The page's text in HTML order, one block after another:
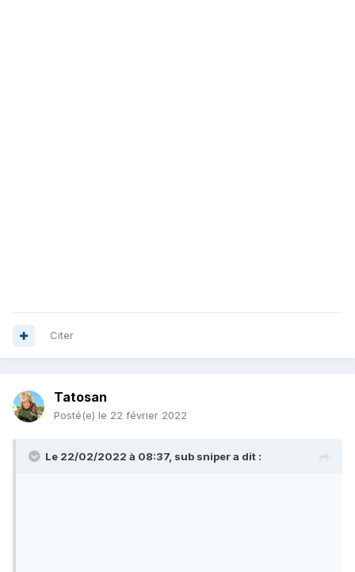
Citer
Tatosan
Posté(e) le 22 février 2022
Le 22/02/2022 à 08:37, sub snipera dit :